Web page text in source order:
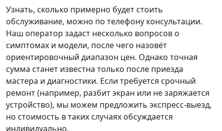
Узнать, сколько примерно будет стоить
обслуживание, можно по телефону консультации.
Наш оператор задаст несколько вопросов о
симптомах и модели, после чего назовёт
ориентировочный диапазон цен. Однако точная
сумма станет известна только после приезда
мастера и диагностики. Если требуется срочный
ремонт (например, разбит экран или не заряжается
устройство), мы можем предложить экспресс-выезд,
но стоимость в таких случаях обсуждается
индивидуально.